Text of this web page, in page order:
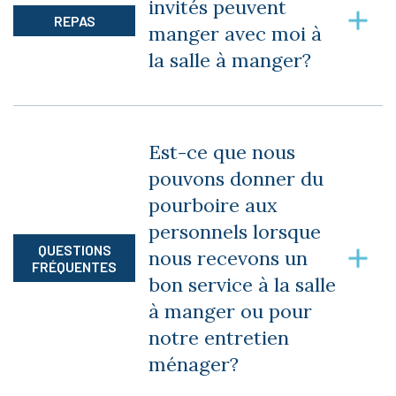
Transport au centre commercial une fois par
Transport à l’épicerie une fois par semaine et
Câble (81 canaux plus la musique)
Internet Wi-Fi
Téléphone (interurbains inclus au Québec)
Verticaux et luminaires
REPAS
invités peuvent
manger avec moi à
la salle à manger?
seront appliqués pour les repas de vos invités.
Vous devez payer votre repas à la cuisine.
QUESTIONS
FRÉQUENTES
Est-ce que nous
pouvons donner du
pourboire aux
personnels lorsque
nous recevons un
bon service à la salle
à manger ou pour
notre entretien
ménager?